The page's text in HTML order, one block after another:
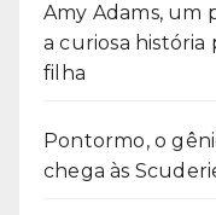
Amy Adams, um
a curiosa história
filha
Pontormo, o
chega às